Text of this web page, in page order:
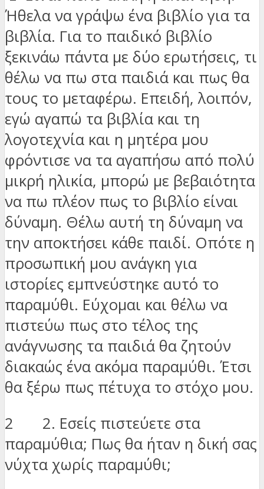
Ήθελα να γράψω ένα βιβλίο για τα
βιβλία. Για το παιδικό βιβλίο
ξεκινάω πάντα με δύο ερωτήσεις, τι
θέλω να πω στα παιδιά και πως θα
τους το μεταφέρω. Επειδή, λοιπόν,
εγώ αγαπώ τα βιβλία και τη
λογοτεχνία και η μητέρα μου
φρόντισε να τα αγαπήσω από πολύ
μικρή ηλικία, μπορώ με βεβαιότητα
να πω πλέον πως το βιβλίο είναι
δύναμη. Θέλω αυτή τη δύναμη να
την αποκτήσει κάθε παιδί. Οπότε η
προσωπική μου ανάγκη για
ιστορίες εμπνεύστηκε αυτό το
παραμύθι. Εύχομαι και θέλω να
πιστεύω πως στο τέλος της
ανάγνωσης τα παιδιά θα ζητούν
διακαώς ένα ακόμα παραμύθι. Έτσι
θα ξέρω πως πέτυχα το στόχο μου.
2 2. Εσείς πιστεύετε στα
παραμύθια; Πως θα ήταν η δική σας
νύχτα χωρίς παραμύθι;